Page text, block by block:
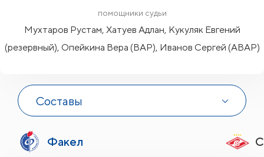
помощники судьи
Мухтаров Рустам, Хатуев Адлан, Кукуляк Евгений
(резервный), Опейкина Вера (ВАР), Иванов Сергей (АВАР)
Составы
Факел